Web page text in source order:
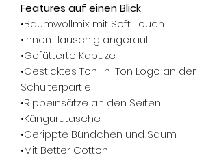
Features auf einen Blick
•Baumwollmix mit Soft Touch
•Innen flauschig angeraut
•Gefütterte Kapuze
•Gesticktes Ton-in-Ton Logo an der
Schulterpartie
•Rippeinsätze an den Seiten
•Kängurutasche
•Gerippte Bündchen und Saum
•Mit Better Cotton